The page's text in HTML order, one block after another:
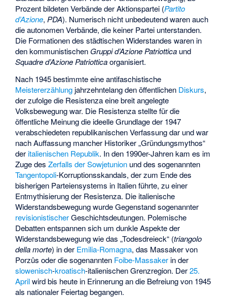
Prozent bildeten Verbände der Aktionspartei (Partito
d’Azione, PDA). Numerisch nicht unbedeutend waren auch
die autonomen Verbände, die keiner Partei unterstanden.
Die Formationen des städtischen Widerstandes waren in
den kommunistischen Gruppi d’Azione Patriottica und
Squadre d’Azione Patriotticaorganisiert.
Nach 1945 bestimmte eine antifaschistische
Meistererzählung jahrzehntelang den öffentlichen Diskurs,
der zufolge die Resistenza eine breit angelegte
Volksbewegung war. Die Resistenza stellte für die
öffentliche Meinung die ideelle Grundlage der 1947
verabschiedeten republikanischen Verfassung dar und war
nach Auffassung mancher Historiker „Gründungsmythos“
der italienischen Republik. In den 1990er-Jahren kam es im
Zuge desZerfalls der Sowjetunion und des sogenannten
Tangentopoli-Korruptionsskandals, der zum Ende des
bisherigen Parteiensystems in Italien führte, zu einer
Entmythisierung der Resistenza. Die italienische
Widerstandsbewegung wurde Gegenstand sogenannter
revisionistischerGeschichtsdeutungen. Polemische
Debatten entspannen sich um dunkle Aspekte der
Widerstandsbewegung wie das „Todesdreieck“ (triangolo
della morte) in der Emilia-Romagna, das Massaker von
Porzûs oder die sogenannten Foibe-Massaker in der
slowenisch-kroatisch-italienischen Grenzregion. Der25.
Aprilwird bis heute in Erinnerung an die Befreiung von 1945
als nationaler Feiertag begangen.